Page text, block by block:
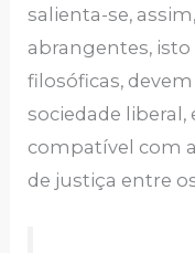
salienta-se,
abrangentes, isto
filosóficas,
sociedade
compatível com
de justiça entre